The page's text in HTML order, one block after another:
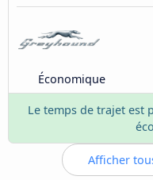
Économique
Le temps de trajet est
Afficher